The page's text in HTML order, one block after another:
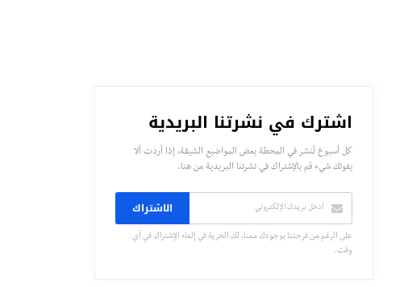
اشترك في نشرتنا البريدية
كل أسبوع تُنشر في المحطة بعض المواضيع الشيقة، إذا أردت ألا
يفوتك شيء قم بالإشتراك في نشرتنا البريدية من هنا.
الاشتراك
على الرغم من فرحتنا بوجودك معنا، لك الحرية في إلغاء الإشتراك في أي
وقت.